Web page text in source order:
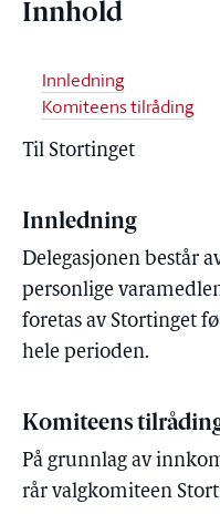
Innhold
Innledning
Komiteens tilråding
Til Stortinget
Innledning
Delegasjonen består
personlige
foretas av Stortinget
hele perioden.
Komiteens
På grunnlag av
rår valgkomiteen